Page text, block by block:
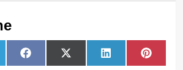
Share
on
FacebookShare
on
X
(Twitter)
Share
on
LinkedIn Share
on